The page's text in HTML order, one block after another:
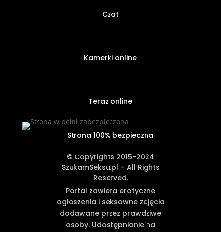
Czat
Kamerki online
Teraz online
Strona 100% bezpieczna
© Copyrights 2015-2024
SzukamSeksu.pl – All Rights
Reserved.
Portal zawiera erotyczne
ogłoszenia i seksowne zdjęcia
dodawane przez prawdziwe
osoby. Udostępnianie na